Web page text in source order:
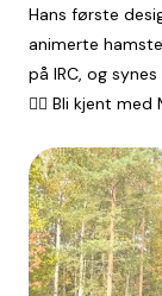
Hans første
animerte
på IRC, og
👯‍♀️ Bli kjent med